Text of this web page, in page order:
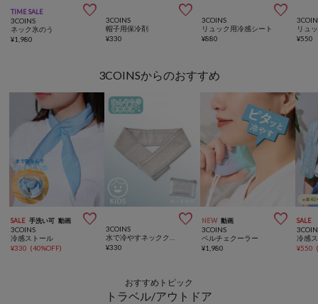
TIME SALE 
3COINS
ネック氷のう
¥1,980

3COINS
帽子用保冷剤
¥330

3COINS
リュック用冷感シート
¥880
リュ
¥550
3COINSからのおすすめ
SALE 手洗い可 動画 
3COINS
冷感ストール
¥330 (40%OFF)

3COINS
¥330
NEW 動画 
3COINS
ペルチェクーラー
¥1,980
SALE
¥550
おすすめトピック
トラベル/アウトドア